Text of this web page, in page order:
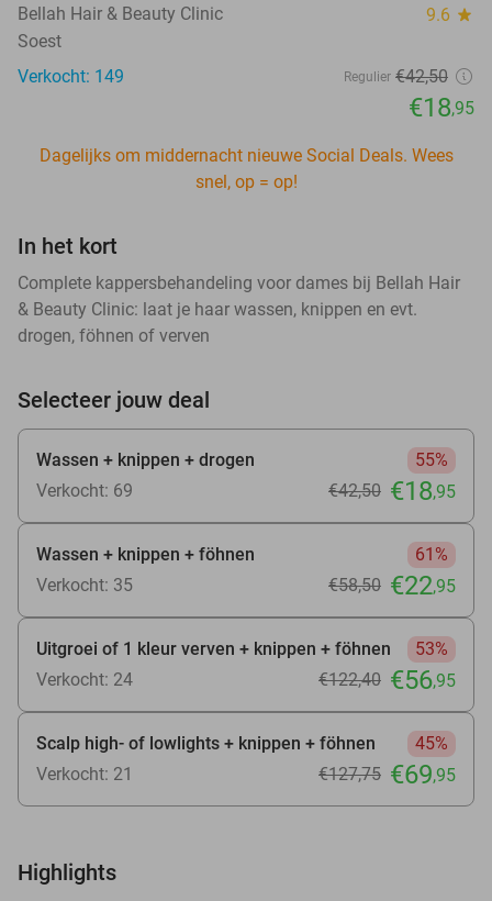
Bellah Hair & Beauty Clinic 9.6 star
Soest
Verkocht: 149
Regulier €42,50
€18,95
Dagelijks om middernacht nieuwe Social Deals. Wees
snel, op = op!
In het kort
Complete kappersbehandeling voor dames bij Bellah Hair
& Beauty Clinic: laat je haar wassen, knippen en evt.
drogen, föhnen of verven
Selecteer jouw deal
Wassen + knippen + drogen
55%
Verkocht: 69
€42,50 €18,95
Wassen + knippen + föhnen
61%
Verkocht: 35
€58,50 €22,95
Uitgroei of 1 kleur verven + knippen + föhnen
53%
Verkocht: 24
€122,40 €56,95
Scalp high- of lowlights + knippen + föhnen
45%
Verkocht: 21
€127,75 €69,95
Highlights